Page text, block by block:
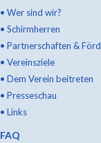
• Wer sind wir?
• Schirmherren
• Partnerschaften &
• Vereinsziele
• Dem Verein beitreten
• Presseschau
• Links
FAQ